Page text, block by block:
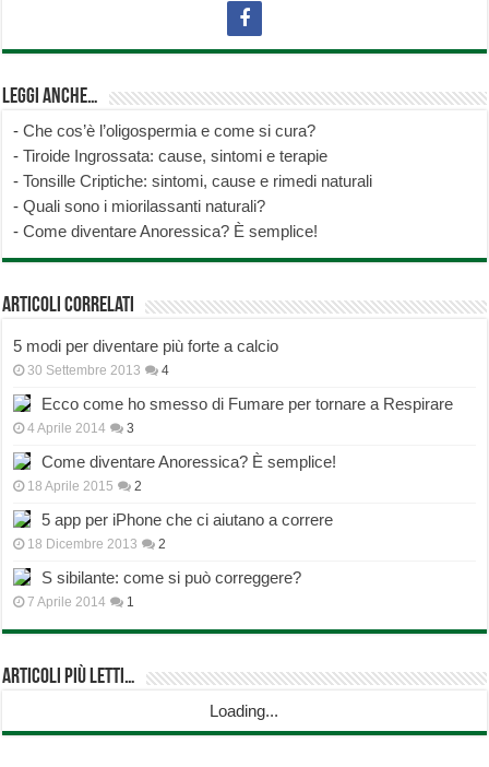
Leggi anche…
-Che cos’è l’oligospermia e come si cura?
-Tiroide Ingrossata: cause, sintomi e terapie
-Tonsille Criptiche: sintomi, cause e rimedi naturali
-Quali sono i miorilassanti naturali?
-Come diventare Anoressica? È semplice!
Articoli correlati
5 modi per diventare più forte a calcio
30 Settembre 2013 4
Ecco come ho smesso di Fumare per tornare a Respirare
4 Aprile 2014 3
Come diventare Anoressica? È semplice!
18 Aprile 2015 2
5 app per iPhone che ci aiutano a correre
18 Dicembre 2013 2
S sibilante: come si può correggere?
7 Aprile 2014 1
Articoli più Letti…
Loading...